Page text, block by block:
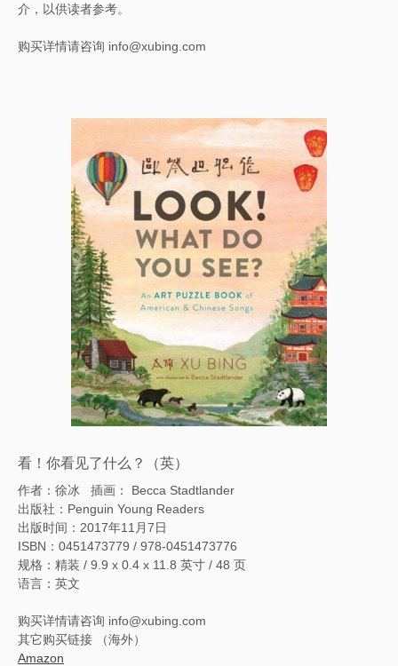
介，以供读者参考。
购买详情请咨询 info@xubing.com
看！你看见了什么？（英）
作者：徐冰 插画： Becca Stadtlander
出版社：Penguin Young Readers
出版时间 ： 2017年11月7日
ISBN ： 0451473779 / 978-0451473776
规格： 精装 / 9.9 x 0.4 x 11.8 英寸 / 48 页
语言：英文
购买详情请咨询 info@xubing.com
其它购买链接 （海外）
Amazon